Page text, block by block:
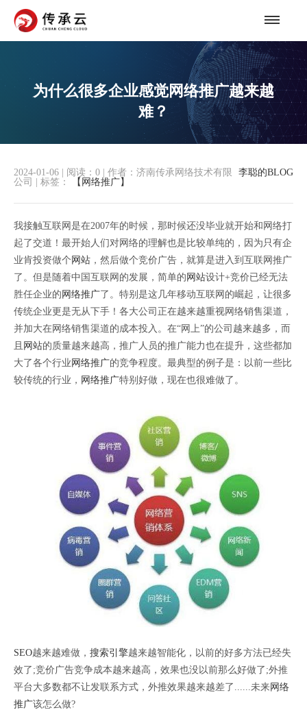
为什么很多企业感觉网络推广越来越
难？
李聪的BLOG
2024-01-06 阅读： 0
作者：济南传承网络技术有限
公司
标签： 【网络推广】
我接触互联网是在2007年的时候，那时候还没毕业就开始和网络打
起了交道！最开始人们对网络的理解也是比较单纯的，因为只有企
业肯投资做个 网站 ，然后做个竞价广告，就算是进入到互联网推广
了。但是随着中国互联网的发展，简单的 网站设计+竞价已经无法
胜任企业的 网络推广了。特别是这几年移动互联网的崛起，让很多
传统企业更是无从下手！各大公司正在越来越重视网络销售渠道，
并加大在网络销售渠道的成本投入。在“网上”的公司越来越多，而
且 网站的质量越来越高，推广人员的推广能力也在提升，这些都加
大了各个行业 网络推广的竞争程度。最典型的例子是：以前一些比
较传统的行业， 网络推广特别好做，现在也很难做了。
SEO越来越难做， 搜索引擎越来越智能化，以前的好多方法已经失
效了;竞价广告竞争成本越来越高，效果也没以前那么好做了;外推
平台大多数都不让发联系方式，外推效果越来越差了......未来网络
推广该怎么做?